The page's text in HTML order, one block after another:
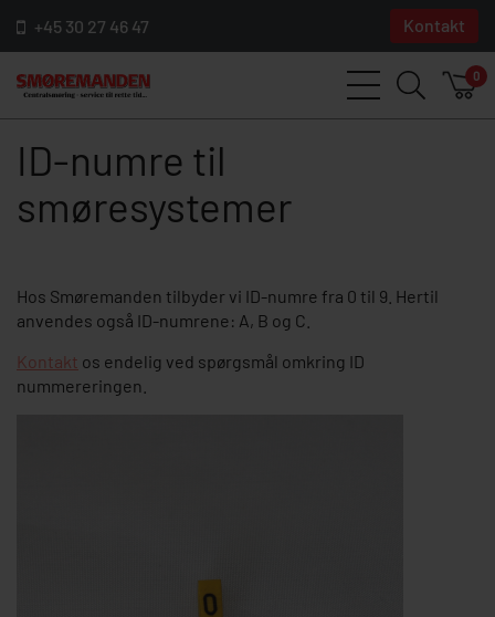
+45 30 27 46 47 Kontakt
0
ID-numre til
smøresystemer
Hos Smøremanden tilbyder vi ID-numre fra 0 til 9. Hertil
anvendes også ID-numrene: A, B og C.
Kontakt os endelig ved spørgsmål omkring ID
nummereringen.